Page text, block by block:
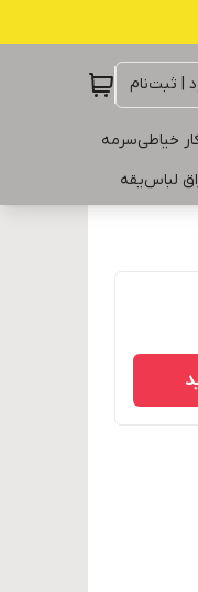
| ثبت‌نام
خیاطیسرمه
لباسیقه